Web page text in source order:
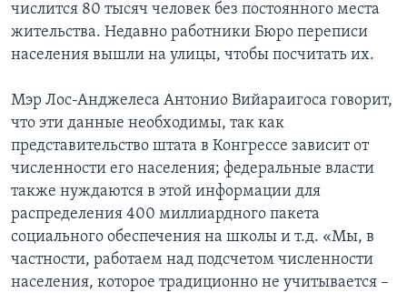
числится 80 тысяч человек без постоянного места
жительства. Недавно работники Бюро переписи
населения вышли на улицы, чтобы посчитать их.
Мэр Лос-Анджелеса Антонио Вийараигоса говорит,
что эти данные необходимы, так как
представительство штата в Конгрессе зависит от
численности его населения; федеральные власти
также нуждаются в этой информации для
распределения 400 миллиардного пакета
социального обеспечения на школы и т.д. «Мы, в
частности, работаем над подсчетом численности
населения, которое традиционно не учитывается –